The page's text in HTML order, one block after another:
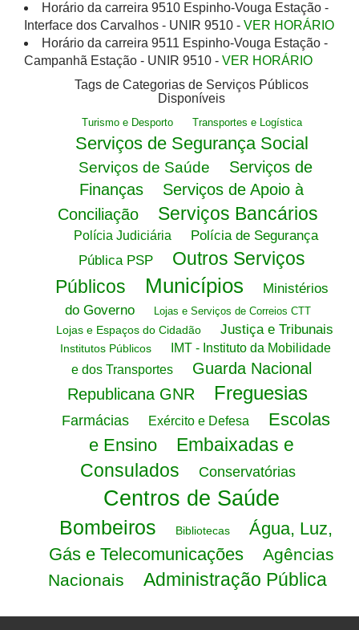
Horário da carreira 9510 Espinho-Vouga Estação -
Interface dos Carvalhos - UNIR 9510 - VER HORÁRIO
Horário da carreira 9511 Espinho-Vouga Estação -
Campanhã Estação - UNIR 9510 - VER HORÁRIO
Tags de Categorias de Serviços Públicos
Disponíveis
Turismo e Desporto Transportes e Logística
Serviços de Segurança Social
Serviços de Saúde
Serviços de
Finanças
Serviços de Apoio à
Conciliação
Serviços Bancários
Polícia Judiciária
Polícia de Segurança
Pública PSP
Outros Serviços
Públicos
Municípios
Ministérios
do Governo
Lojas e Serviços de Correios CTT
Lojas e Espaços do Cidadão Justiça e Tribunais
Institutos Públicos
IMT - Instituto da Mobilidade
e dos Transportes
Guarda Nacional
Republicana GNR
Freguesias
Farmácias Exército e Defesa
Escolas
e Ensino
Embaixadas e
Consulados
Conservatórias
Centros de Saúde
Bombeiros Bibliotecas
Água, Luz,
Gás e Telecomunicações
Agências
Nacionais
Administração Pública